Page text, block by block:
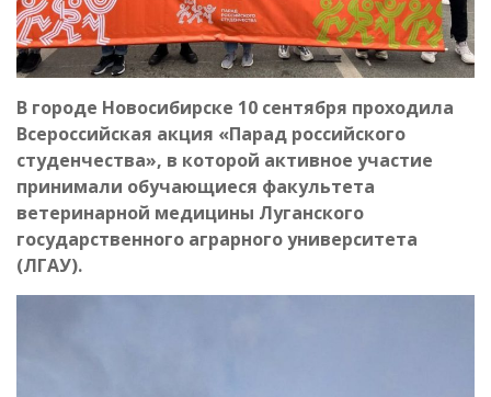
В городе Новосибирске 10 сентября проходила
Всероссийская акция «Парад российского
студенчества», в которой активное участие
принимали обучающиеся факультета
ветеринарной медицины Луганского
государственного аграрного университета
(ЛГАУ).